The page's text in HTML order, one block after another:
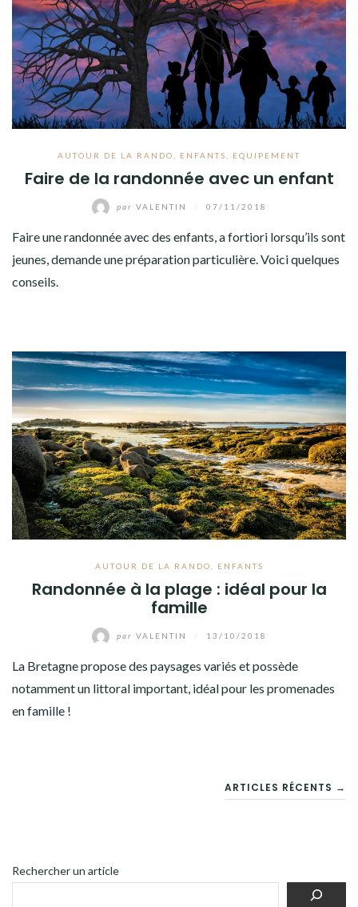
AUTOUR DE LA RANDO ENFANTS EQUIPEMENT
Faire de la randonnée avec un enfant
par VALENTIN 07/11/2018
Faire une randonnée avec des enfants, a fortiori lorsqu’ils sont
jeunes, demande une préparation particulière. Voici quelques
conseils.
AUTOUR DE LA RANDO ENFANTS
Randonnée à la plage : idéal pour la
famille
par VALENTIN 13/10/2018
La Bretagne propose des paysages variés et possède
notamment un littoral important, idéal pour les promenades
en famille !
ARTICLES
ARTICLES RÉCENTS →
Rechercher un article